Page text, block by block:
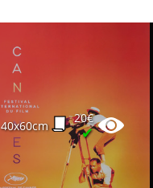
40x60cm
20€
✔